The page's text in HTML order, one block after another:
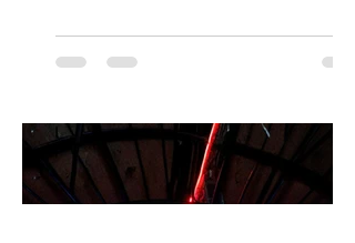
vivir una jornada de música, comunidad y
cultura electrónica desde las 18:00 horas.
viernes 31 de julio, a las 13:00 horas, a
través de Passline. Hay artistas que marcan
una época y otros que construyen la
historia. Carl Cox pertenece a esta última